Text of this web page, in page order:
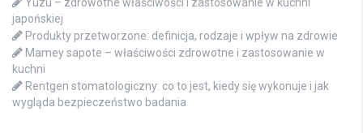
Yuzu – zdrowotne właściwości i zastosowanie w kuchni
japońskiej
Produkty przetworzone: definicja, rodzaje i wpływ na zdrowie
Mamey sapote – właściwości zdrowotne i zastosowanie w
kuchni
Rentgen stomatologiczny: co to jest, kiedy się wykonuje i jak
wygląda bezpieczeństwo badania